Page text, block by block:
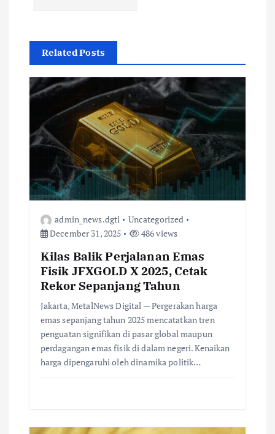
Related Posts
admin_news.dgtl
Uncategorized
December 31, 2025
486 views
Kilas Balik Perjalanan Emas
Fisik JFXGOLD X 2025, Cetak
Rekor Sepanjang Tahun
Jakarta, MetalNews Digital — Pergerakan harga
emas sepanjang tahun 2025 mencatatkan tren
penguatan signifikan di pasar global maupun
perdagangan emas fisik di dalam negeri. Kenaikan
harga dipengaruhi oleh dinamika politik…